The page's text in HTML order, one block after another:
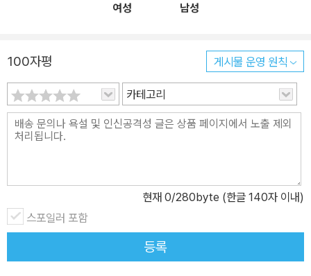
여성
남성
100자평 게시물 운영 원칙
카테고리
현재 0/280byte (한글 140자 이내)
스포일러 포함
등록